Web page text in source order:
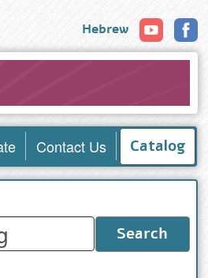
Hebrew
Contact Us Catalog
Search